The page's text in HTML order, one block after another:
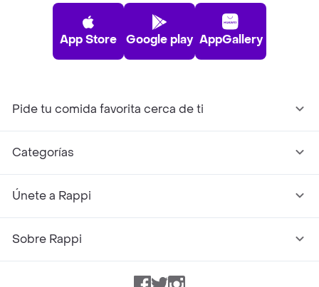
App Store Google play AppGallery
Pide tu comida favorita cerca de ti
Categorías
Únete a Rappi
Sobre Rappi
Facebook
TwitterInstagram